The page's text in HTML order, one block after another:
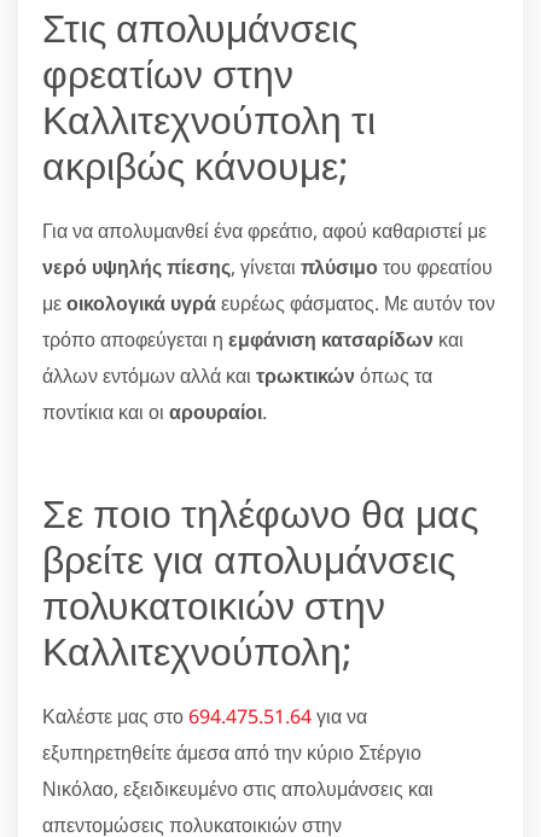
Στις απολυμάνσεις
φρεατίων στην
Καλλιτεχνούπολη τι
ακριβώς κάνουμε;
Για να απολυμανθεί ένα φρεάτιο, αφού καθαριστεί με
νερό υψηλής πίεσης, γίνεται πλύσιμοτου φρεατίου
μεοικολογικά υγράευρέως φάσματος. Με αυτόν τον
τρόπο αποφεύγεται η εμφάνιση κατσαρίδων και
άλλων εντόμων αλλά και τρωκτικώνόπως τα
ποντίκια και οι αρουραίοι.
Σε ποιο τηλέφωνο θα μας
βρείτε για απολυμάνσεις
πολυκατοικιών στην
Καλλιτεχνούπολη;
Καλέστε μας στο694.475.51.64για να
εξυπηρετηθείτε άμεσα από την κύριο Στέργιο
Νικόλαο, εξειδικευμένο στις απολυμάνσεις και
απεντομώσεις πολυκατοικιών στην